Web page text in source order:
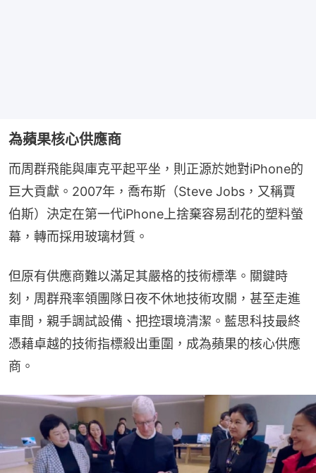
為蘋果核心供應商
而周群飛能與庫克平起平坐，則正源於她對iPhone的
巨大貢獻。2007年，喬布斯（Steve Jobs，又稱賈
伯斯）決定在第一代iPhone上捨棄容易刮花的塑料螢
幕，轉而採用玻璃材質。
但原有供應商難以滿足其嚴格的技術標準。關鍵時
刻，周群飛率領團隊日夜不休地技術攻關，甚至走進
車間，親手調試設備、把控環境清潔。藍思科技最終
憑藉卓越的技術指標殺出重圍，成為蘋果的核心供應
商。